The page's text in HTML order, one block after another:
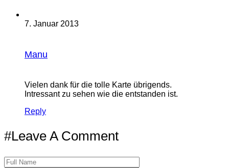
7. Januar 2013
Manu
Vielen dank für die tolle Karte übrigends.
Intressant zu sehen wie die entstanden ist.
Reply
#Leave A Comment